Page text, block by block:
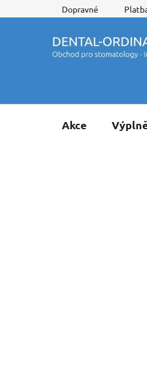
na
Dopravné
Akce